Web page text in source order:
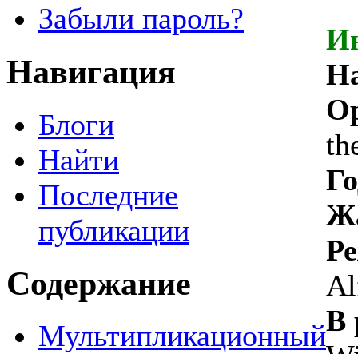
Забыли пароль?
Навигация
Блоги
Найти
Последние
публикации
Содержание
МультипликационныйВ